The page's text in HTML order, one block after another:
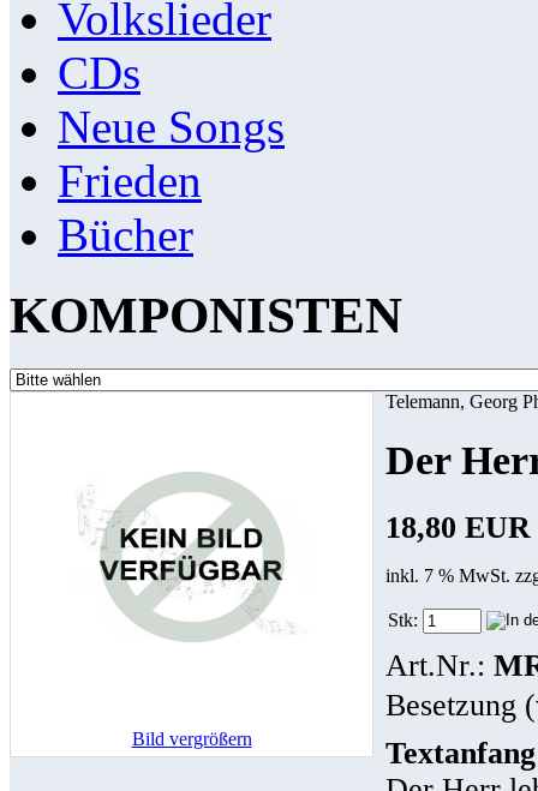
Volkslieder
CDs
Neue Songs
Frieden
Bücher
KOMPONISTEN
Bild vergrößern
Telemann, Georg
Der
18,80 EUR
inkl. 7 % MwSt.
Stk:
Art.Nr.:
Besetzung